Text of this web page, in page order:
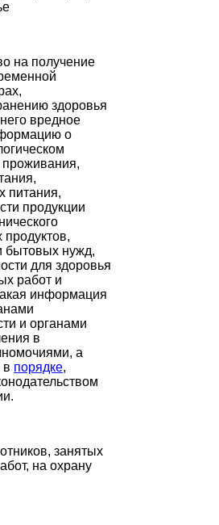
на получение
здоровья
вредное
о
проживания,
питания,
продукции
бытовых нужд,
для здоровья
работ и
информация
и органами
в
а
в порядке,
занятых
на охрану